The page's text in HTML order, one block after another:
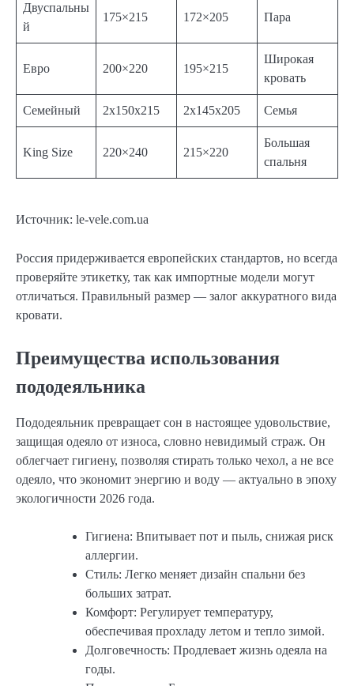
Двуспальны
й
175×215 172×205 Пара
Евро 200×220 195×215
Широкая
кровать
Семейный 2x150x215 2x145x205 Семья
King Size 220×240 215×220
Большая
спальня
Источник: le-vele.com.ua
Россия придерживается европейских стандартов, но всегда
проверяйте этикетку, так как импортные модели могут
отличаться. Правильный размер — залог аккуратного вида
кровати.
Преимущества использования
пододеяльника
Пододеяльник превращает сон в настоящее удовольствие,
защищая одеяло от износа, словно невидимый страж. Он
облегчает гигиену, позволяя стирать только чехол, а не все
одеяло, что экономит энергию и воду — актуально в эпоху
экологичности 2026 года.
Гигиена: Впитывает пот и пыль, снижая риск
аллергии.
Стиль: Легко меняет дизайн спальни без
больших затрат.
Комфорт: Регулирует температуру,
обеспечивая прохладу летом и тепло зимой.
Долговечность: Продлевает жизнь одеяла на
годы.